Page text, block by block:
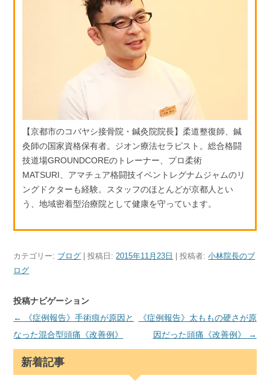
【京都市のコバヤシ接骨院・鍼灸院院長】柔道整復師、鍼
灸師の国家資格保有者。ジオン療法セラピスト。総合格闘
技道場GROUNDCOREのトレーナー、プロ柔術
MATSURI、アマチュア格闘技イベントレグナムジャムのリ
ングドクターも経験。スタッフのほとんどが京都人とい
う、地域密着型治療院として健康を守っています。
カテゴリー: ブログ | 投稿日: 2015年11月23日 |投稿者:小林院長のブ
ログ
投稿ナビゲーション
←
《症例報告》手術痕が原因と
なった混合型頭痛《改善例》
《症例報告》太ももの硬さが原
因だった頭痛《改善例》
→
新着記事